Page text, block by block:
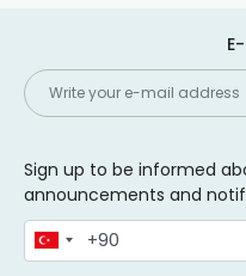
Sign up to be informed
announcements and